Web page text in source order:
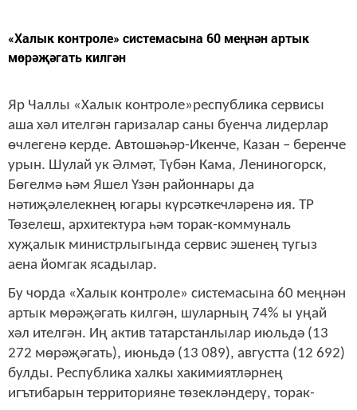
«Халык контроле» системасына 60 меңнән артык
мөрәҗәгать килгән
Яр Чаллы «Халык контроле»республика сервисы
аша хәл ителгән гаризалар саны буенча лидерлар
өчлегенә керде. Автошәһәр-Икенче, Казан – беренче
урын. Шулай ук Әлмәт, Түбән Кама, Лениногорск,
Бөгелмә һәм Яшел Үзән районнары да
нәтиҗәлелекнең югары күрсәткечләренә ия. ТР
Төзелеш, архитектура һәм торак-коммуналь
хуҗалык министрлыгында сервис эшенең тугыз
аена йомгак ясадылар.
Бу чорда «Халык контроле» системасына 60 меңнән
артык мөрәҗәгать килгән, шуларның 74% ы уңай
хәл ителгән. Иң актив татарстанлылар июльдә (13
272 мөрәҗәгать), июньдә (13 089), августта (12 692)
булды. Республика халкы хакимиятләрнең
игътибарын территорияне төзекләндерү, торак-